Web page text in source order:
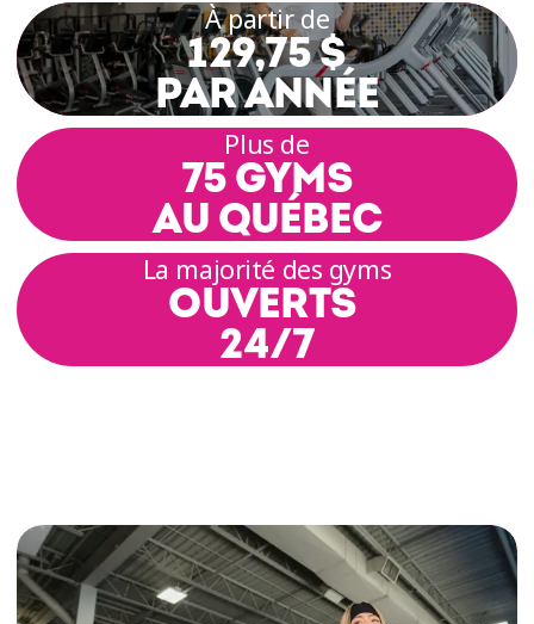
À partir de
129,75 $
PAR ANNÉE
Plus de
75 GYMS
AU QUÉBEC
La majorité des gyms
OUVERTS
24/7